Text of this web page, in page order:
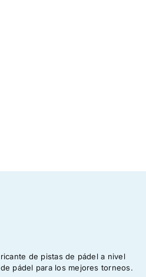
de pistas de pádel a nivel
pádel para los mejores torneos.